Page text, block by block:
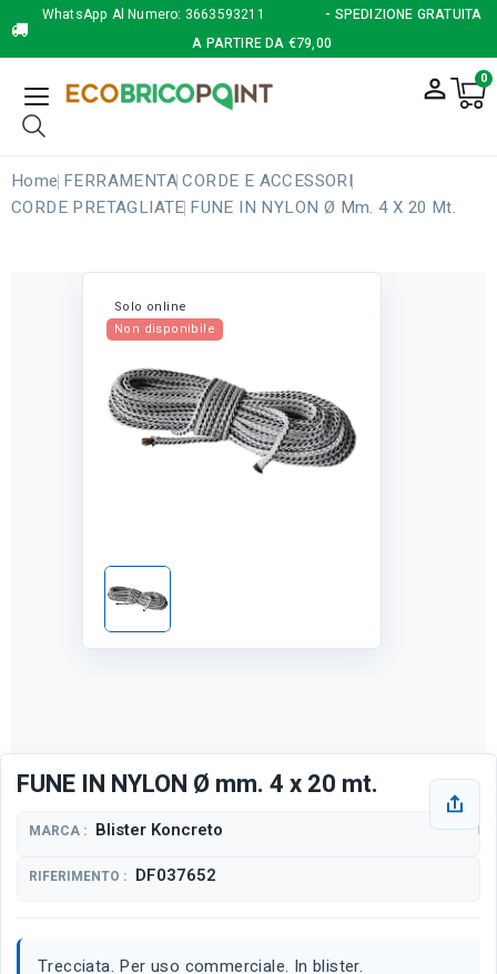
WhatsApp Al Numero: 3663593211
- SPEDIZIONE GRATUITA
A PARTIRE DA €79,00
person_outline 0
Home FERRAMENTA CORDE E ACCESSORI
CORDE PRETAGLIATE FUNE IN NYLON Ø Mm. 4 X 20 Mt.
Solo online
Non disponibile
FUNE IN NYLON Ø mm. 4 x 20 mt.
MARCA : Blister Koncreto
RIFERIMENTO : DF037652
Trecciata. Per uso commerciale. In blister.